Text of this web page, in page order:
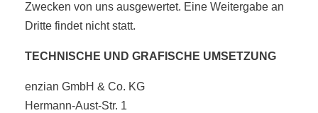
Zwecken von uns ausgewertet. Eine Weitergabe an
Dritte findet nicht statt.
TECHNISCHE UND GRAFISCHE UMSETZUNG
enzian GmbH & Co. KG
Hermann-Aust-Str. 1